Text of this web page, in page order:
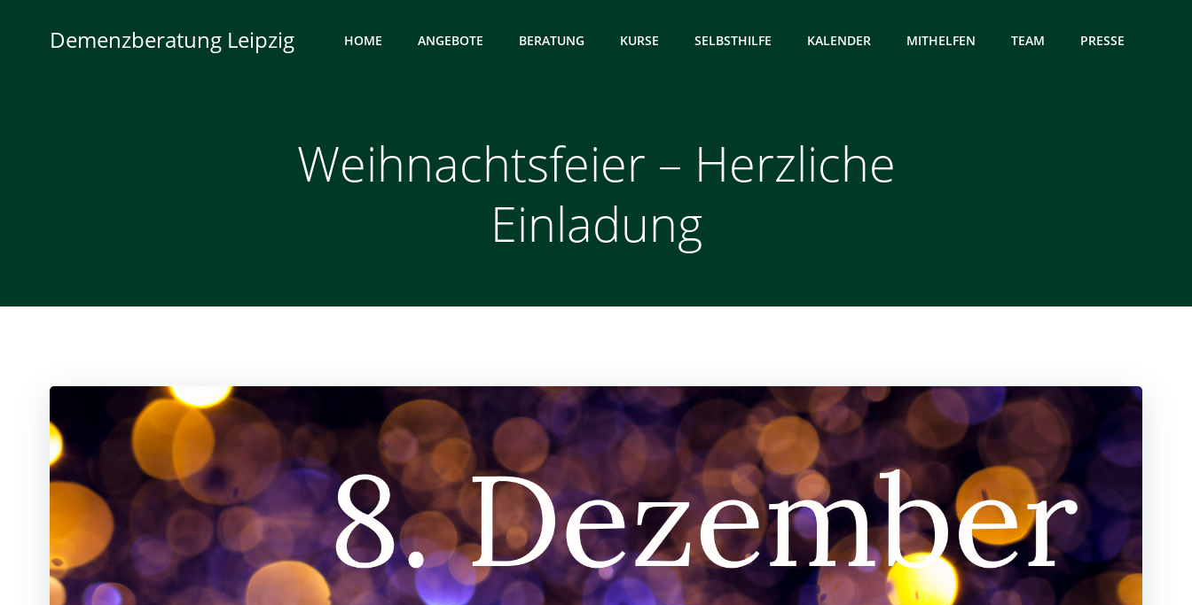
springenDemenzberatung Leipzig HOME ANGEBOTE BERATUNG KURSE SELBSTHILFE KALENDER MITHELFEN TEAM PRESSE
Weihnachtsfeier – Herzliche
Einladung